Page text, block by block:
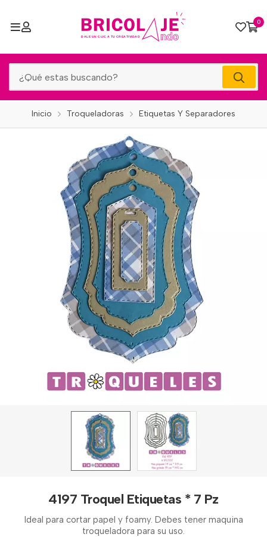
0
Inicio Troqueladoras Etiquetas Y Separadores
4197 Troquel Etiquetas * 7 Pz
Ideal para cortar papel y foamy. Debes tener maquina
troqueladora para su uso.